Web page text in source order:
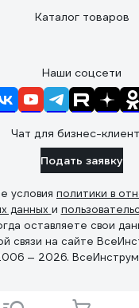
Каталог товаров
Наши соцсети
Чат для бизнес-
Подать заявку
условия политики в
данных и
оставляете свои
связи на сайте
— 2026.